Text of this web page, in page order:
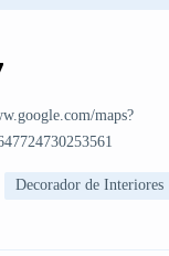
maps?
Decorador de Interiores